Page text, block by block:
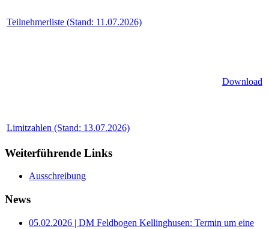
Teilnehmerliste (Stand: 11.07.2026)
Limitzahlen (Stand: 13.07.2026)
Download
Weiterführende Links
Ausschreibung
News
05.02.2026 | DM Feldbogen Kellinghusen: Termin um eine